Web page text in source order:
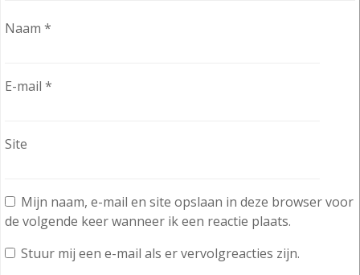
Naam *
E-mail *
Site
Mijn naam, e-mail en site opslaan in deze browser voor
de volgende keer wanneer ik een reactie plaats.
Stuur mij een e-mail als er vervolgreacties zijn.